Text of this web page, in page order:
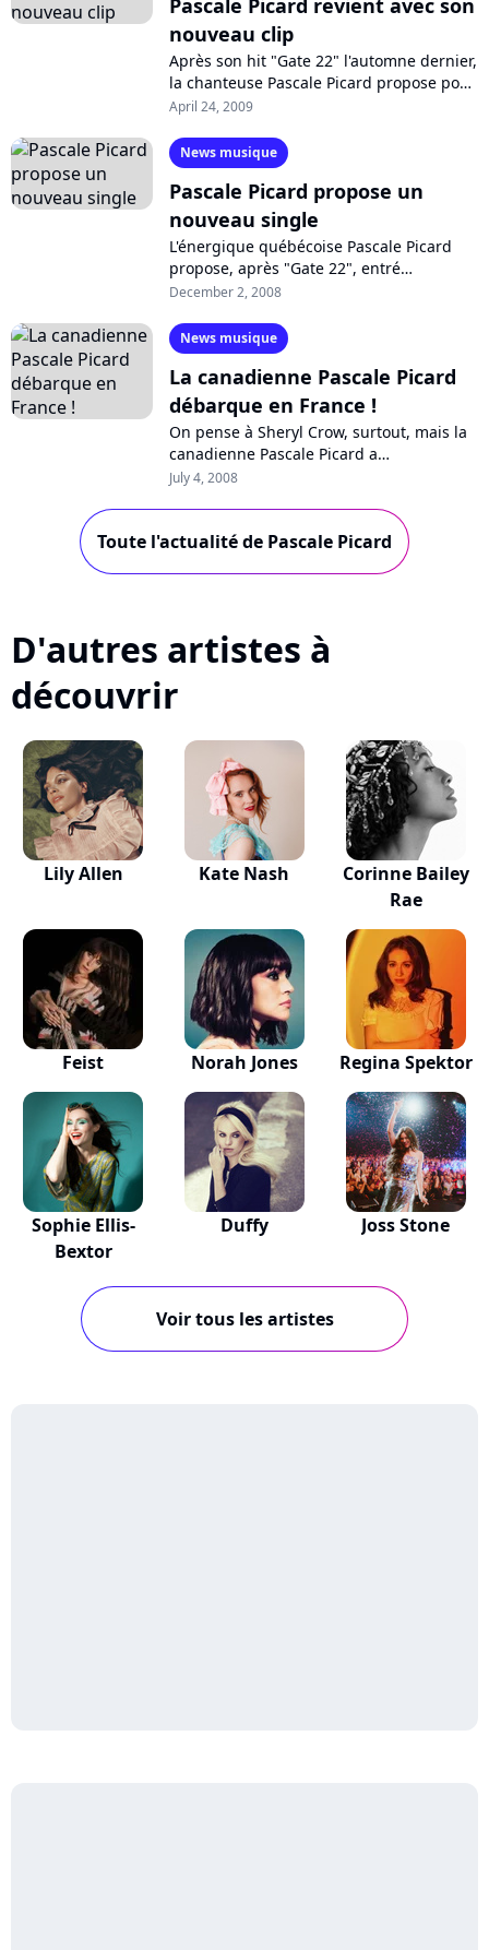
Pascale Picard revient avec son
nouveau clip
Après son hit "Gate 22" l'automne dernier,
la chanteuse Pascale Picard propose pour
cet été, le clip de son nouveau single,
April 24, 2009
News musique
Pascale Picard propose un
nouveau single
L'énergique québécoise Pascale Picard
propose, après "Gate 22", entré
seulement cette semaine au Top français,
Myself...
December 2, 2008
News musique
La canadienne Pascale Picard
débarque en France !
On pense à Sheryl Crow, surtout, mais la
canadienne Pascale Picard a
véritablement son univers bien à elle, soit
July 4, 2008
Toute l'actualité de Pascale Picard
D'autres artistes à
découvrir
Lily Allen Kate Nash
Corinne Bailey
Rae
Feist Norah Jones Regina Spektor
Sophie Ellis-
Bextor
Duffy Joss Stone
Voir tous les artistes